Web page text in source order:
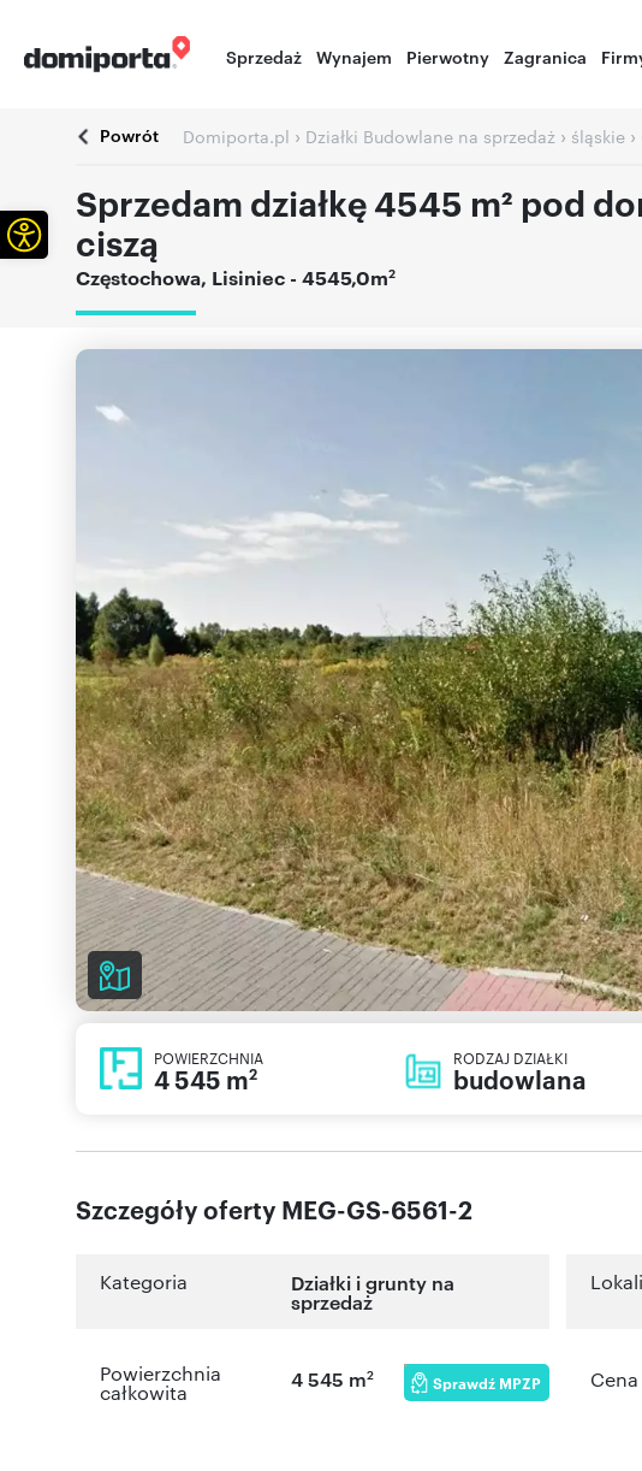
Sprzedaż Wynajem Pierwotny Zagranica
Powrót Domiporta.pl › Działki Budowlane na sprzedaż › śląskie ›
Sprzedam działkę 4545 m² pod
ciszą
Częstochowa, Lisiniec - 4545,0m2
POWIERZCHNIA
4 545 m2
RODZAJ DZIAŁKI
budowlana
Szczegóły oferty MEG-GS-6561-2
Kategoria Działki i grunty na
sprzedaż
Powierzchnia
całkowita
4 545 m2 Sprawdź MPZP Cena
Otwórz pasek narzędzi